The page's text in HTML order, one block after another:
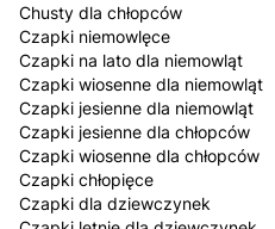
Chusty dla chłopców
Czapki niemowlęce
Czapki na lato dla niemowląt
Czapki wiosenne dla niemowląt
Czapki jesienne dla niemowląt
Czapki jesienne dla chłopców
Czapki wiosenne dla chłopców
Czapki chłopięce
Czapki dla dziewczynek